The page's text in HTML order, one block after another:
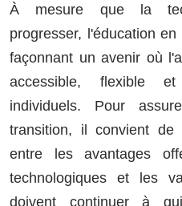
À mesure que la
progresser, l'éducation
façonnant un avenir où
accessible, flexible
individuels. Pour
transition, il convient
entre les avantages
technologiques et les
doivent continuer à